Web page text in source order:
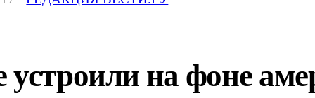
на фоне